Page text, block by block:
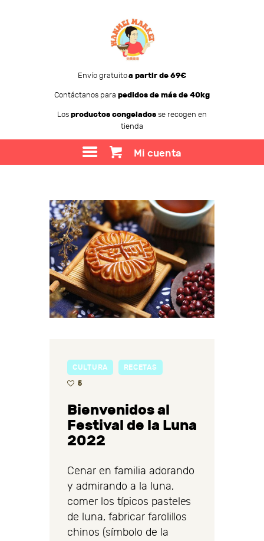
Envío gratuitoa partir de 69€
Contáctanos parapedidos de más de 40kg
Losproductos congeladosse recogen en
tienda
Mi cuenta
WANMEI MARKET
SOBRE WANMEI
CULTURA
RECETAS
5
Bienvenidos al
Festival de la Luna
2022
Cenar en familia adorando
y admirando a la luna,
comer los típicos pasteles
de luna, fabricar farolillos
chinos (símbolo de la